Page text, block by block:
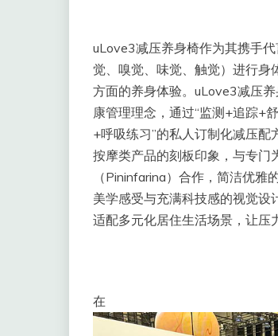
uLove3减压养身椅作为其携手
觉、嗅觉、味觉、触觉）进行身
方面的养身体验。uLove3减压
康管理理念，通过“监测+追踪+
+呼吸练习”的私人订制化减压
按摩类产品的刻板印象，与专门
（Pininfarina）合作，简洁优
美学感受与充满科技感的视觉
适配多元化居住生活场景，让压
在